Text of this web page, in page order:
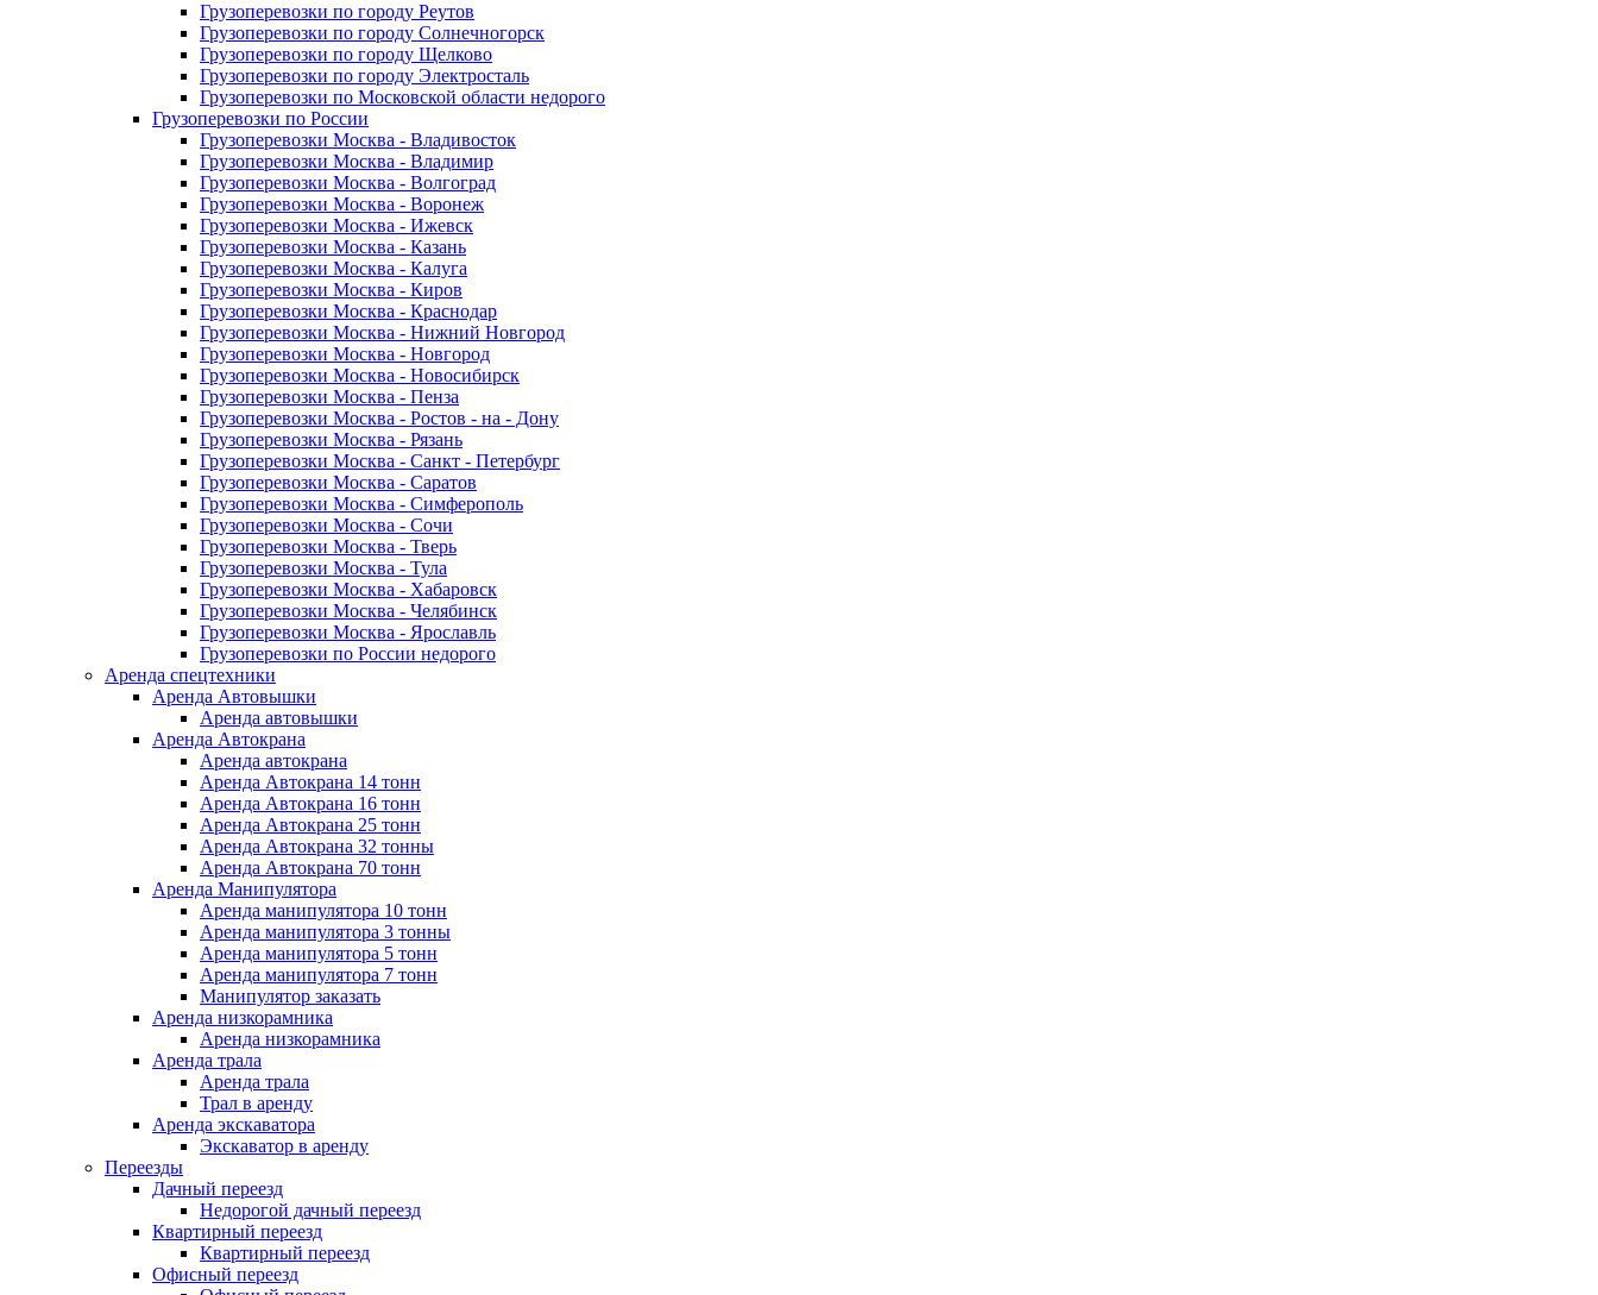
Грузоперевозки по городу Реутов
Грузоперевозки по городу Солнечногорск
Грузоперевозки по городу Щелково
Грузоперевозки по городу Электросталь
Грузоперевозки по Московской области недорого
Грузоперевозки по России
Грузоперевозки Москва - Владивосток
Грузоперевозки Москва - Владимир
Грузоперевозки Москва - Волгоград
Грузоперевозки Москва - Воронеж
Грузоперевозки Москва - Ижевск
Грузоперевозки Москва - Казань
Грузоперевозки Москва - Калуга
Грузоперевозки Москва - Киров
Грузоперевозки Москва - Краснодар
Грузоперевозки Москва - Нижний Новгород
Грузоперевозки Москва - Новгород
Грузоперевозки Москва - Новосибирск
Грузоперевозки Москва - Пенза
Грузоперевозки Москва - Ростов - на - Дону
Грузоперевозки Москва - Рязань
Грузоперевозки Москва - Санкт - Петербург
Грузоперевозки Москва - Саратов
Грузоперевозки Москва - Симферополь
Грузоперевозки Москва - Сочи
Грузоперевозки Москва - Тверь
Грузоперевозки Москва - Тула
Грузоперевозки Москва - Хабаровск
Грузоперевозки Москва - Челябинск
Грузоперевозки Москва - Ярославль
Грузоперевозки по России недорого
Аренда спецтехники
Аренда Автовышки
Аренда автовышки
Аренда Автокрана
Аренда автокрана
Аренда Автокрана 14 тонн
Аренда Автокрана 16 тонн
Аренда Автокрана 25 тонн
Аренда Автокрана 32 тонны
Аренда Автокрана 70 тонн
Аренда Манипулятора
Аренда манипулятора 10 тонн
Аренда манипулятора 3 тонны
Аренда манипулятора 5 тонн
Аренда манипулятора 7 тонн
Манипулятор заказать
Аренда низкорамника
Аренда низкорамника
Аренда трала
Аренда трала
Трал в аренду
Аренда экскаватора
Экскаватор в аренду
Переезды
Дачный переезд
Недорогой дачный переезд
Квартирный переезд
Квартирный переезд
Офисный переезд